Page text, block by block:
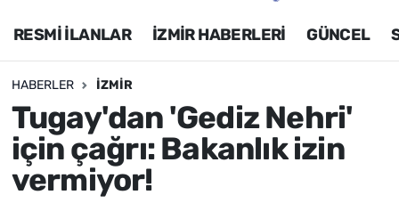
RESMİ İLANLAR İZMİR HABERLERİ GÜNCEL
HABERLER İZMIR
Tugay'dan 'Gediz Nehri'
için çağrı: Bakanlık izin
vermiyor!
Siyaset
Asayiş / Polis-Adliye
Spor
Magazin